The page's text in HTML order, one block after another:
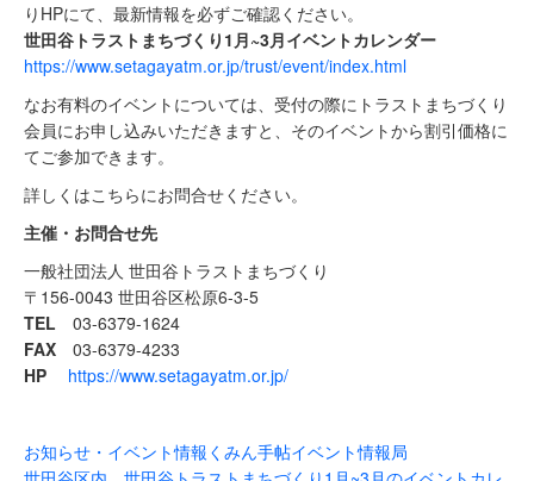
りHPにて、最新情報を必ずご確認ください。
世田谷トラストまちづくり1月~3月イベントカレンダー
https://www.setagayatm.or.jp/trust/event/index.html
なお有料のイベントについては、受付の際にトラストまちづくり
会員にお申し込みいただきますと、そのイベントから割引価格に
てご参加できます。
詳しくはこちらにお問合せください。
主催・お問合せ先
一般社団法人 世田谷トラストまちづくり
〒156-0043 世田谷区松原6-3-5
TEL 03-6379-1624
FAX 03-6379-4233
HP
https://www.setagayatm.or.jp/
お知らせ・イベント情報 くみん手帖イベント情報局